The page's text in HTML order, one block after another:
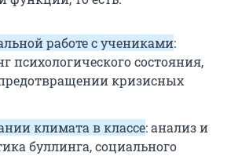
работе с учениками:
психологического состояния,
кризисных
климата в классе: анализ и
буллинга, социального